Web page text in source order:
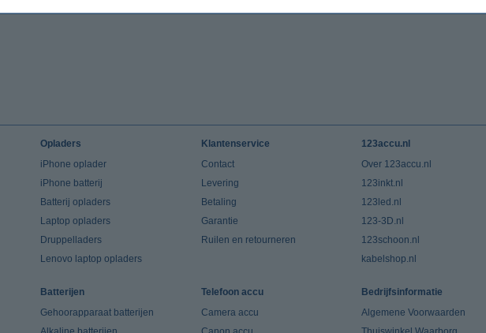
Opladers
iPhone oplader
iPhone batterij
Batterij opladers
Laptop opladers
Druppelladers
Lenovo laptop opladers
Klantenservice
Contact
Levering
Betaling
Garantie
Ruilen en retourneren
123accu.nl
Over 123accu.nl
123inkt.nl
123led.nl
123-3D.nl
123schoon.nl
kabelshop.nl
Batterijen
Gehoorapparaat batterijen
Telefoon accu
Camera accu
Bedrijfsinformatie
Algemene Voorwaarden